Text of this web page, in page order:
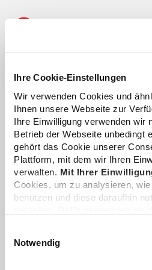
Ihre Cookie-Einstellungen
Wir verwenden Cookies und
Ihnen unsere Webseite zur
Ihre Einwilligung verwenden wir
Betrieb der Webseite unbedingt
gehört das Cookie unserer
Plattform, mit dem wir Ihren
verwalten. Mit Ihrer
Cookies, um zu analysieren,
benutzen und diese daraufhin
Adresse und Ihr Surfverhalten
Klick auf „Cookies zulassen“
Notwendig
Benjamin Rohrer
JPG, 2 MB
Dr. Ursula Sellerberg
Stellv. Pressesprecherin | Foto
JPG, 2 MB
Christian Splett
Stellv. Pressesprecher | Foto
JPG, 2 MB